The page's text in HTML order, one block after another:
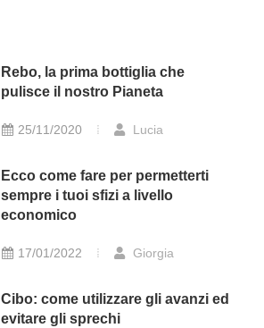
Rebo, la prima bottiglia che
pulisce il nostro Pianeta
25/11/2020 Lucia
Ecco come fare per permetterti
sempre i tuoi sfizi a livello
economico
17/01/2022 Giorgia
Cibo: come utilizzare gli avanzi ed
evitare gli sprechi